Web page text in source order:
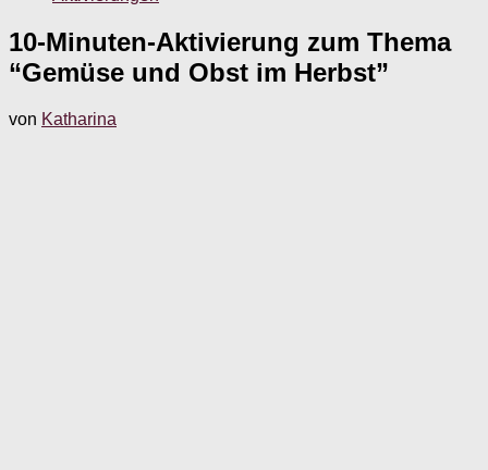
10-Minuten-Aktivierung zum Thema
“Gemüse und Obst im Herbst”
von Katharina